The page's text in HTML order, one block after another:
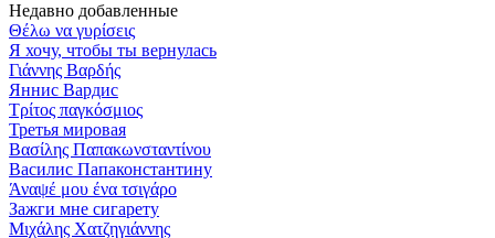
Недавно добавленные
Θέλω να γυρίσεις
Я хочу, чтобы ты вернулась
Γιάννης Βαρδής
Яннис Вардис
Τρίτος παγκόσμιος
Третья мировая
Βασίλης Παπακωνσταντίνου
Василис Папаконстантину
Άναψέ μου ένα τσιγάρο
Зажги мне сигарету
Μιχάλης Χατζηγιάννης